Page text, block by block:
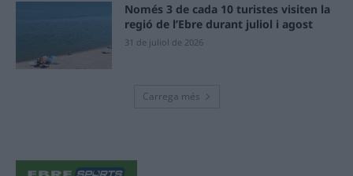
Només 3 de cada 10 turistes visiten la
regió de l’Ebre durant juliol i agost
31 de juliol de 2026
Carrega més